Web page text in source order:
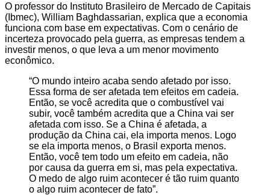
O professor do Instituto Brasileiro de Mercado de Capitais
(Ibmec), William Baghdassarian, explica que a economia
funciona com base em expectativas. Com o cenário de
incerteza provocado pela guerra, as empresas tendem a
investir menos, o que leva a um menor movimento
econômico.
“O mundo inteiro acaba sendo afetado por isso.
Essa forma de ser afetada tem efeitos em cadeia.
Então, se você acredita que o combustível vai
subir, você também acredita que a China vai ser
afetada com isso. Se a China é afetada, a
produção da China cai, ela importa menos. Logo
se ela importa menos, o Brasil exporta menos.
Então, você tem todo um efeito em cadeia, não
por causa da guerra em si, mas pela expectativa.
O medo de algo ruim acontecer é tão ruim quanto
o algo ruim acontecer de fato”.